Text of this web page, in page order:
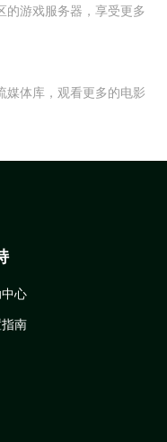
的游戏服务器，享受更多
媒体库，观看更多的电影
心
南